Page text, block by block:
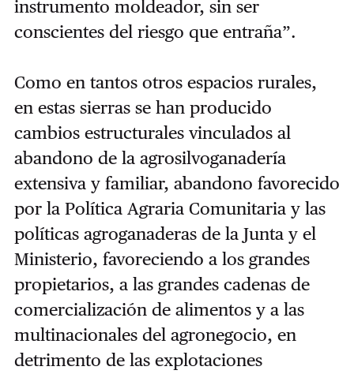
instrumento moldeador, sin ser
conscientes del riesgo que entraña”.
Como en tantos otros espacios rurales,
en estas sierras se han producido
cambios estructurales vinculados al
abandono de la agrosilvoganadería
extensiva y familiar, abandono favorecido
por la Política Agraria Comunitaria y las
políticas agroganaderas de la Junta y el
Ministerio, favoreciendo a los grandes
propietarios, a las grandes cadenas de
comercialización de alimentos y a las
multinacionales del agronegocio, en
detrimento de las explotaciones